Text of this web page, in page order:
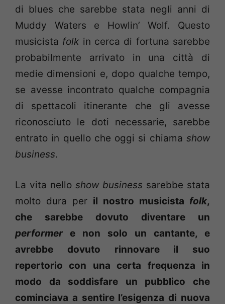
di blues che sarebbe stata negli anni di
Muddy Waters e Howlin’ Wolf. Questo
musicista folk in cerca di fortuna sarebbe
probabilmente arrivato in una città di
medie dimensioni e, dopo qualche tempo,
se avesse incontrato qualche compagnia
di spettacoli itinerante che gli avesse
riconosciuto le doti necessarie, sarebbe
entrato in quello che oggi si chiama show
business.
La vita nello show business sarebbe stata
molto dura per il nostro musicista folk,
che sarebbe dovuto diventare un
performer e non solo un cantante, e
avrebbe dovuto rinnovare il suo
repertorio con una certa frequenza in
modo da soddisfare un pubblico che
cominciava a sentire l’esigenza di nuova